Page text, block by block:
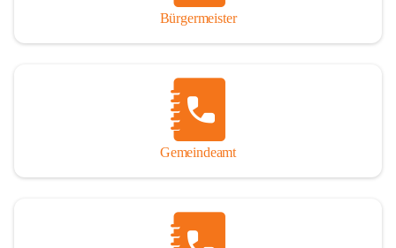
Der Zeitdruck war enorm, um das Werk auch zeitgerecht für das
Jubiläumsjahr abschließen zu können. Daher mag um Nachsicht
Ausführlichkeit behandelt erscheinen, oder auch der eine oder
andere Fehler unterlief. Die Autoren haben nach ihren
individuellen Möglichkeiten mit bestem Wissen und Gewissen
Andreas Rohatsch wurde auf das System der Fußnoten verzichtet.
Wo eine genaue Quellenangabe sinnvoll und notwendig erschien,
Bürgermeister
Gemeindeamt